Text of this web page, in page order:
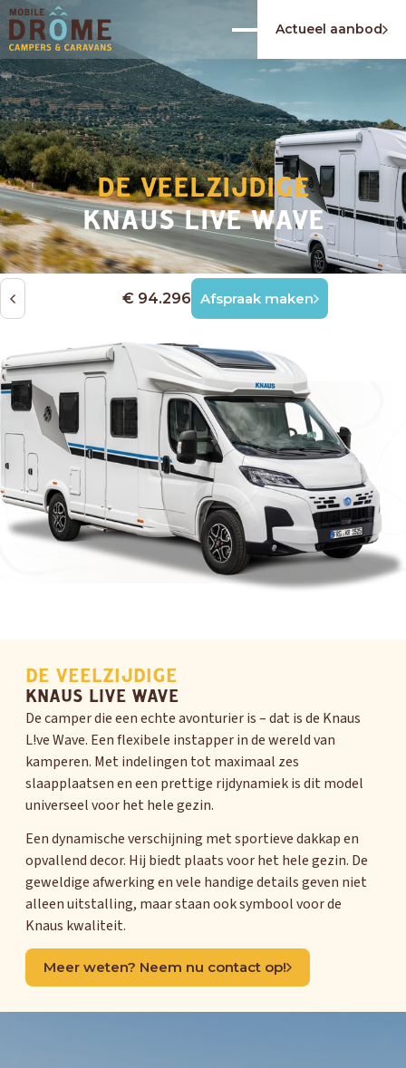
Actueel aanbod
DE VEELZIJDIGE
KNAUS LIVE WAVE
€ 94.296 Afspraak maken
DE VEELZIJDIGE
KNAUS LIVE WAVE
De camper die een echte avonturier is – dat is de Knaus
L!ve Wave. Een flexibele instapper in de wereld van
kamperen. Met indelingen tot maximaal zes
slaapplaatsen en een prettige rijdynamiek is dit model
universeel voor het hele gezin.
Een dynamische verschijning met sportieve dakkap en
opvallend decor. Hij biedt plaats voor het hele gezin. De
geweldige afwerking en vele handige details geven niet
alleen uitstalling, maar staan ook symbool voor de
Knaus kwaliteit.
Meer weten? Neem nu contact op!